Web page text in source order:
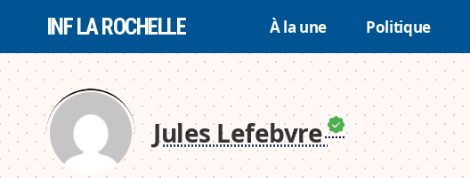
INF LA ROCHELLE À la une Politique
Jules Lefebvre